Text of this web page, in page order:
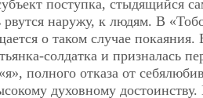
поступка, стыдящийся
наружу, к людям. В
о таком случае покаяния.
солдатка и призналась
полного отказа от
духовному достоинству.